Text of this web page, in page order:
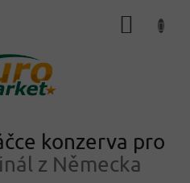
konzerva pro
z Německa